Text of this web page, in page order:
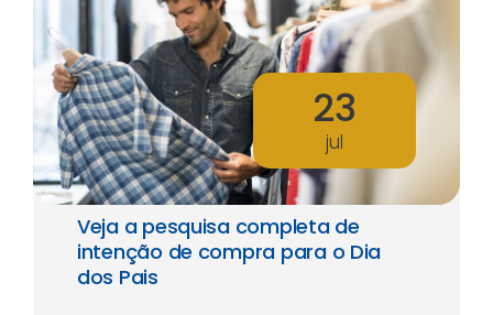
23
jul
Veja a pesquisa completa de
intenção de compra para o Dia
dos Pais